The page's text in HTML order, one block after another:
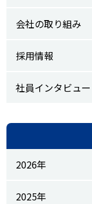
会社の取り組み
採用情報
社員インタビュー
2026年
2025年